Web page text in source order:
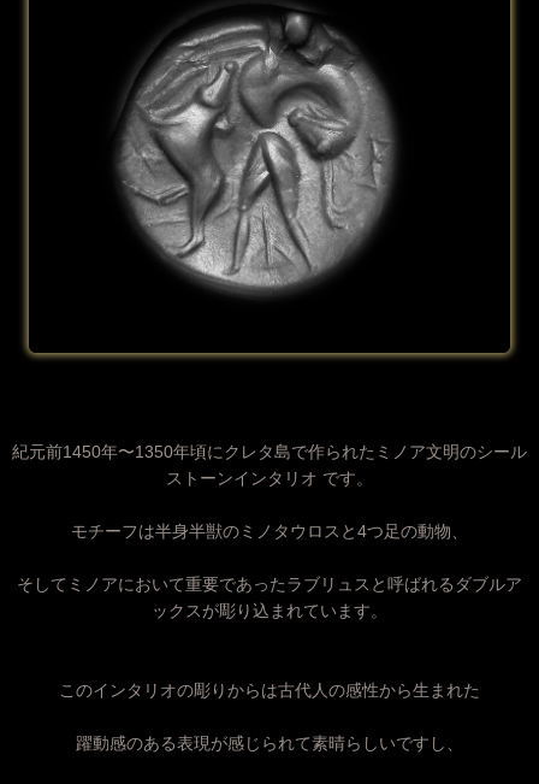
紀元前1450年〜1350年頃にクレタ島で作られたミノア文明のシール
ストーンインタリオ です。
モチーフは半身半獣のミノタウロスと4つ足の動物、
そしてミノアにおいて重要であったラブリュスと呼ばれるダブルア
ックスが彫り込まれています。
このインタリオの彫りからは古代人の感性から生まれた
躍動感のある表現が感じられて素晴らしいですし、